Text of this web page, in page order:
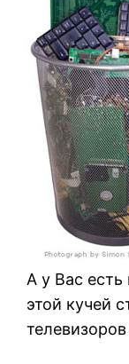
А у Вас
этой кучей